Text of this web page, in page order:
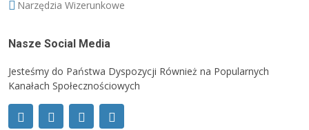
Narzędzia Wizerunkowe
Nasze Social Media
Jesteśmy do Państwa Dyspozycji Również na Popularnych
Kanałach Społecznościowych